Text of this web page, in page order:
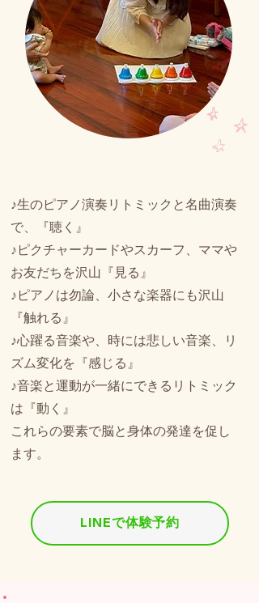
♪生のピアノ演奏リトミックと名曲演奏
で、『聴く』
♪ピクチャーカードやスカーフ、ママや
お友だちを沢山『見る』
♪ピアノは勿論、小さな楽器にも沢山
『触れる』
♪心躍る音楽や、時には悲しい音楽、リ
ズム変化を『感じる』
♪音楽と運動が一緒にできるリトミック
は『動く』
​これらの要素で脳と身体の発達を促し
ます。
LINEで体験予約